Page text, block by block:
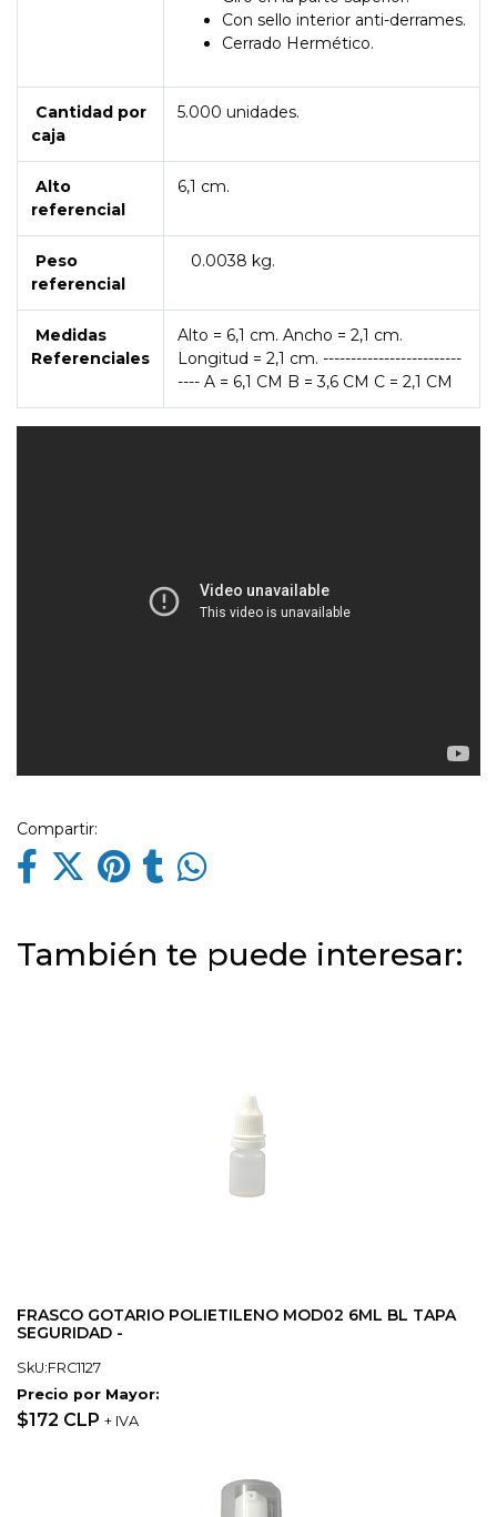
Con sello interior anti-derrames.
Cerrado Hermético.
Cantidad por
caja
5.000 unidades.
Alto
referencial
6,1 cm.
Peso
referencial
0.0038 kg.
Medidas
Referenciales
Alto = 6,1 cm. Ancho = 2,1 cm.
Longitud = 2,1 cm. -------------------------
---- A = 6,1 CM B = 3,6 CM C = 2,1 CM
Compartir:
También te puede interesar:
FRASCO GOTARIO POLIETILENO MOD02 6ML BL TAPA
SEGURIDAD -
SkU:FRC1127
Precio por Mayor:
$172 CLP + IVA